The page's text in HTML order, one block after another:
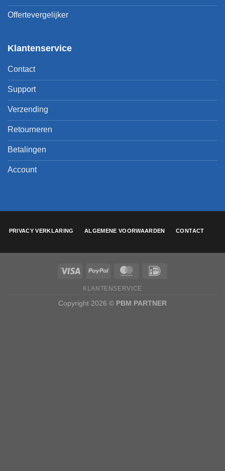
Offertevergelijker
Klantenservice
Contact
Support
Verzending
Retourneren
Betalingen
Account
PRIVACY VERKLARING ALGEMENE VOORWAARDEN CONTACT
KLANTENSERVICE
Copyright 2026 © PBM PARTNER